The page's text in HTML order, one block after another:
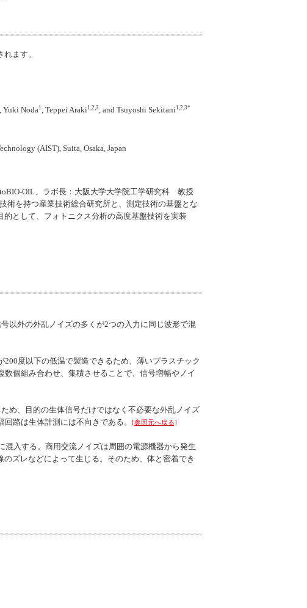
ます。
, Yuki Noda 1 , Teppei Araki 1,2,3 , and Tsuyoshi Sekitani 1,2,3*
(AIST), Suita, Osaka, Japan
OIL、ラボ長：大阪大学大学院工学研究科 教授
術を持つ産業技術総合研究所と、測定技術の基盤とな
として、フォトニクス分析の高度基盤技術を実装
以外の外乱ノイズの多くが2つの入力に同じ波形で混
度以下の低温で製造できるため、薄いプラスチック
個組み合わせ、集積させることで、信号増幅やノイ
め、目的の生体信号だけではなく不必要な外乱ノイズ
路は生体計測には不向きである。
[参照元へ戻る]
入する。商用交流ノイズは周囲の電源機器から発生
ズレなどによって生じる。そのため、体と密着でき